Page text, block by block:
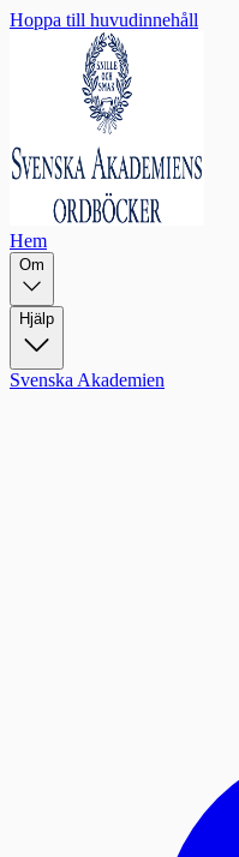
Hoppa till huvudinnehåll
Hem
Om
Hjälp
Svenska Akademien